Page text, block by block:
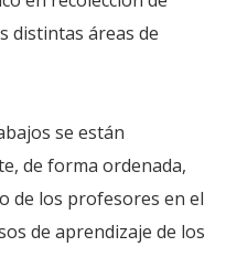
distintas áreas de
se están
de forma ordenada,
de los profesores en el
de aprendizaje de los